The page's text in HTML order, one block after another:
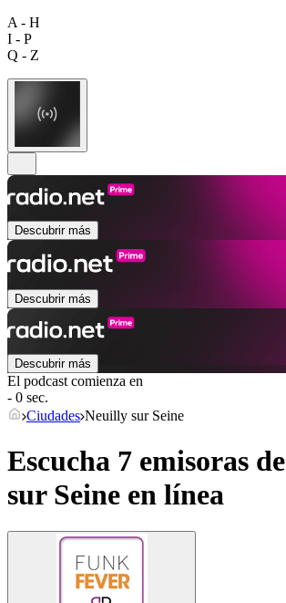
A - H
I - P
Q - Z
Descubrir más
Descubrir más
Descubrir más
El podcast comienza en
- 0 sec.
Ciudades Neuilly sur Seine
Escucha 7 emisoras de
sur Seine en línea